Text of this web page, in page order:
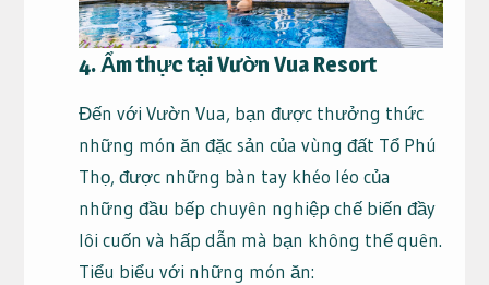
4. Ẩm thực tại Vườn Vua Resort
Đến với Vườn Vua, bạn được thưởng thức
những món ăn đặc sản của vùng đất Tổ Phú
Thọ, được những bàn tay khéo léo của
những đầu bếp chuyên nghiệp chế biến đầy
lôi cuốn và hấp dẫn mà bạn không thể quên.
Tiểu biểu với những món ăn: